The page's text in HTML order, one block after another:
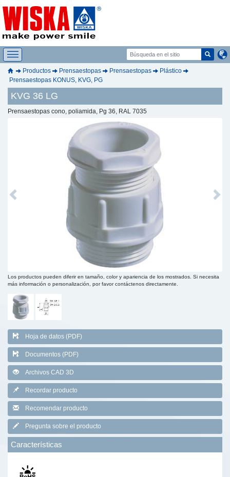
Productos Prensaestopas Prensaestopas
Plástico
Prensaestopas KONUS, KVG, PG
KVG 36 LG
Prensaestopas cono, poliamida, Pg 36, RAL 7035
Previous Next
Los productos pueden diferir en tamaño, color y apariencia de los mostrados. Si necesita
más información o personalización, por favor contáctenos directamente.
Hoja de datos (PDF)
Documentos (PDF)
Archivos CAD 3D
Recordar producto
Recomendar producto
Pregunta sobre el producto
Características